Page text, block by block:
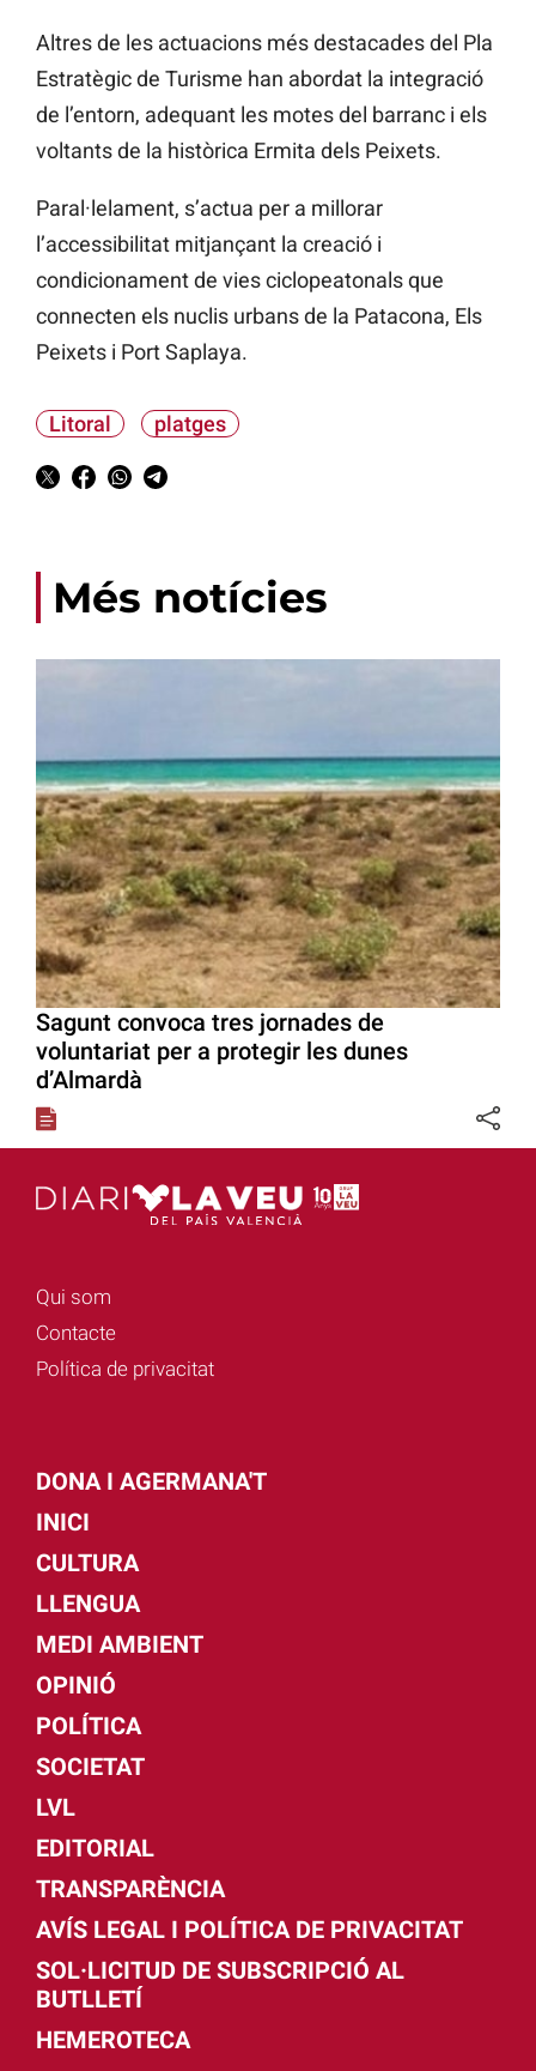
Altres de les actuacions més destacades del Pla
Estratègic de Turisme han abordat la integració
de l’entorn, adequant les motes del barranc i els
voltants de la històrica Ermita dels Peixets.
Paral·lelament, s’actua per a millorar
l’accessibilitat mitjançant la creació i
condicionament de vies ciclopeatonals que
connecten els nuclis urbans de la Patacona, Els
Peixets i Port Saplaya.
Litoral platges
Més notícies
Sagunt convoca tres jornades de
voluntariat per a protegir les dunes
d’Almardà
Qui som
Contacte
Política de privacitat
DONA I AGERMANA'T
INICI
CULTURA
LLENGUA
MEDI AMBIENT
OPINIÓ
POLÍTICA
SOCIETAT
LVL
EDITORIAL
TRANSPARÈNCIA
AVÍS LEGAL I POLÍTICA DE PRIVACITAT
SOL·LICITUD DE SUBSCRIPCIÓ AL
BUTLLETÍ
HEMEROTECA